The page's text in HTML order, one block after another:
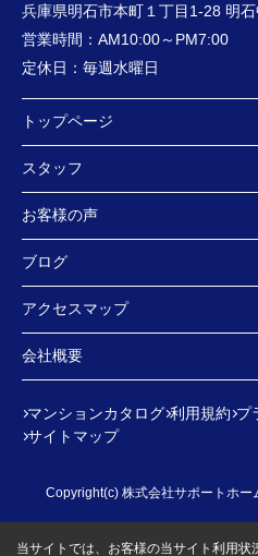
兵庫県明石市本町１丁目1-28 明
営業時間： AM10:00～PM7:00
定休日： 毎週水曜日
トップページ
スタッフ
お客様の声
ブログ
アクセスマップ
会社概要
マンションカタログ 利用規約 プ
サイトマップ
Copyright(c) 株式会社サポートホー
当サイトでは、お客様の当サイト利用状